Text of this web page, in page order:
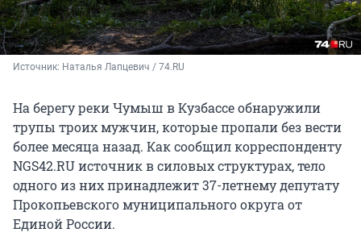
Источник: Наталья Лапцевич / 74.RU
На берегу реки Чумыш в Кузбассе обнаружили
трупы троих мужчин, которые пропали без вести
более месяца назад. Как сообщил корреспонденту
NGS42.RU источник в силовых структурах, тело
одного из них принадлежит 37-летнему депутату
Прокопьевского муниципального округа от
Единой России.